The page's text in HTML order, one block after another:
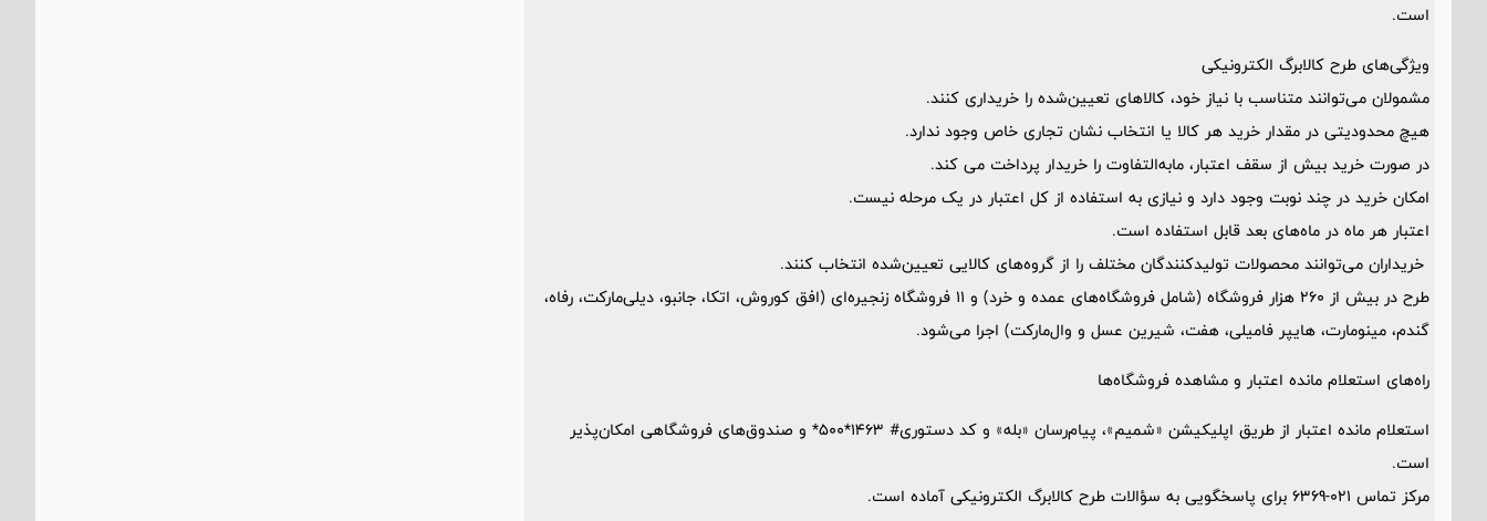
است.
ویژگی‌های طرح کالابرگ الکترونیکی
مشمولان می‌توانند متناسب با نیاز خود، کالاهای تعیین‌شده را خریداری کنند.
هیچ محدودیتی در مقدار خرید هر کالا یا انتخاب نشان تجاری خاص وجود ندارد.
در صورت خرید بیش از سقف اعتبار، مابه‌التفاوت را خریدار پرداخت می‌ کند.
امکان خرید در چند نوبت وجود دارد و نیازی به استفاده از کل اعتبار در یک مرحله نیست.
اعتبار هر ماه در ماه‌های بعد قابل استفاده است.
خریداران می‌توانند محصولات تولیدکنندگان مختلف را از گروه‌های کالایی تعیین‌شده انتخاب کنند.
طرح در بیش از 260 هزار فروشگاه (شامل فروشگاه‌های عمده و خرد) و 11 فروشگاه زنجیره‌ای (افق کوروش، اتکا، جانبو، دیلی‌مارکت، رفاه،
گندم، مینو‌مارت، هایپر فامیلی، هفت، شیرین عسل و وال‌مارکت) اجرا می‌شود.
راه‌های استعلام مانده اعتبار و مشاهده فروشگاه‌ها
استعلام مانده اعتبار از طریق اپلیکیشن «شمیم»، پیام‌رسان «بله» و کد دستوری# 1463*500* و صندوق‌های فروشگاهی امکان‌پذیر
است.
مرکز تماس 021-6369 برای پاسخگویی به سؤالات طرح کالابرگ الکترونیکی آماده است.